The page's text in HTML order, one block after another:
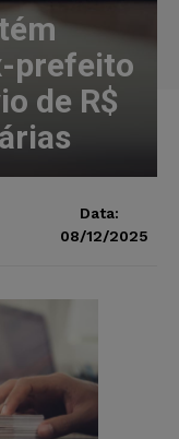
prefeito
de R$
Data:
08/12/2025